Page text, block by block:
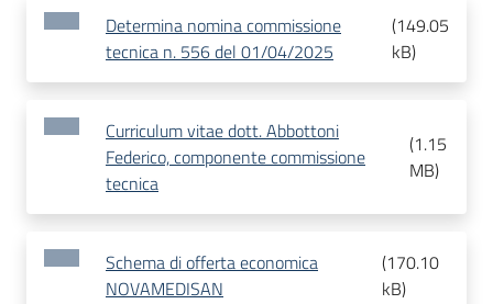
Determina nomina commissione
tecnica n. 556 del 01/04/2025
(149.05
kB)
Curriculum vitae dott. Abbottoni
Federico, componente commissione
tecnica
(1.15
MB)
Schema di offerta economica
NOVAMEDISAN
(170.10
kB)